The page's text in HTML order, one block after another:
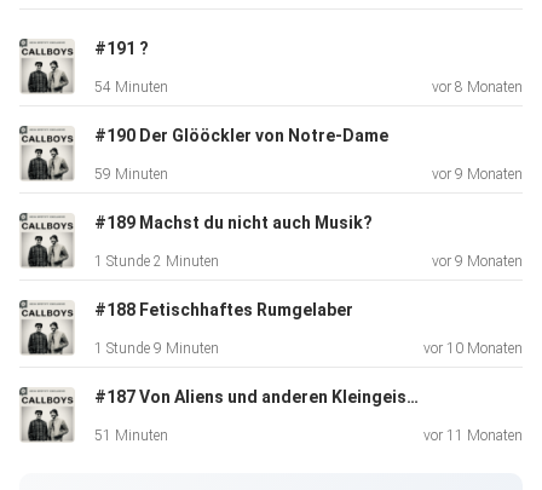
#191 ?
54 Minuten vor 8 Monaten
#190 Der Glööckler von Notre-Dame
59 Minuten vor 9 Monaten
#189 Machst du nicht auch Musik?
1 Stunde 2 Minuten vor 9 Monaten
#188 Fetischhaftes Rumgelaber
1 Stunde 9 Minuten vor 10 Monaten
#187 Von Aliens und anderen Kleingeistern
51 Minuten vor 11 Monaten